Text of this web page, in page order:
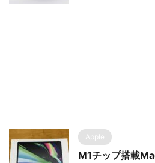
Apple
M1チップ搭載